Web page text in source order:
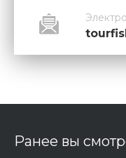
Ранее вы